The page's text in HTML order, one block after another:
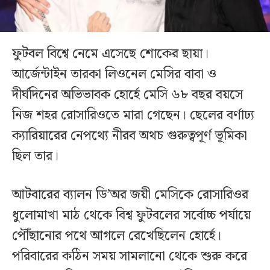
ফুটবল বিশ্বে নেমে এসেছে শোকের ছায়া।
আর্জেন্টাইন তারকা লিওনেল মেসির বাবা ও
দীর্ঘদিনের অভিভাবক হোর্হে মেসি ৬৮ বছর বয়সে
নিজ শহর রোসারিওতে মারা গেছেন। ছেলের বর্ণাঢ্য
ক্যারিয়ারের নেপথ্যে নীরব অথচ গুরুত্বপূর্ণ ভূমিকা
ছিল তার।
আটবারের ব্যালন ডি’অর জয়ী মেসিকে রোসারিওর
ধুলোমাখা মাঠ থেকে বিশ্ব ফুটবলের সর্বোচ্চ পর্যায়ে
পৌঁছানোর পথে আগলে রেখেছিলেন হোর্হে।
পরিবারের কঠিন সময় সামলানো থেকে শুরু করে